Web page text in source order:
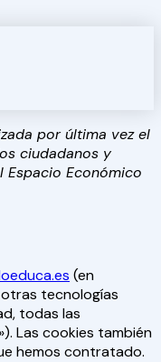
por última vez el
ciudadanos y
Espacio Económico
(en
tecnologías
todas las
Las cookies también
hemos contratado.